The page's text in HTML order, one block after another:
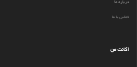
درباره ما
تماس با ما
اکانت من